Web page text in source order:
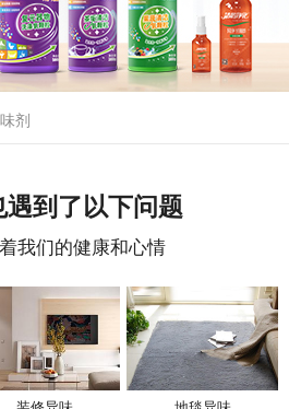
剂
遇到了以下问题
我们的健康和心情